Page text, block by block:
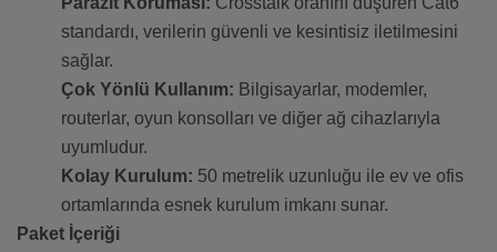
standardı, verilerin güvenli ve kesintisiz iletilmesini
sağlar.
Çok Yönlü Kullanım: Bilgisayarlar, modemler,
routerlar, oyun konsolları ve diğer ağ cihazlarıyla
uyumludur.
Kolay Kurulum: 50 metrelik uzunluğu ile ev ve ofis
ortamlarında esnek kurulum imkanı sunar.
Paket İçeriği